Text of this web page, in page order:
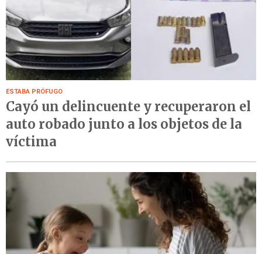
ESTABA PRÓFUGO
Cayó un delincuente y recuperaron el
auto robado junto a los objetos de la
víctima